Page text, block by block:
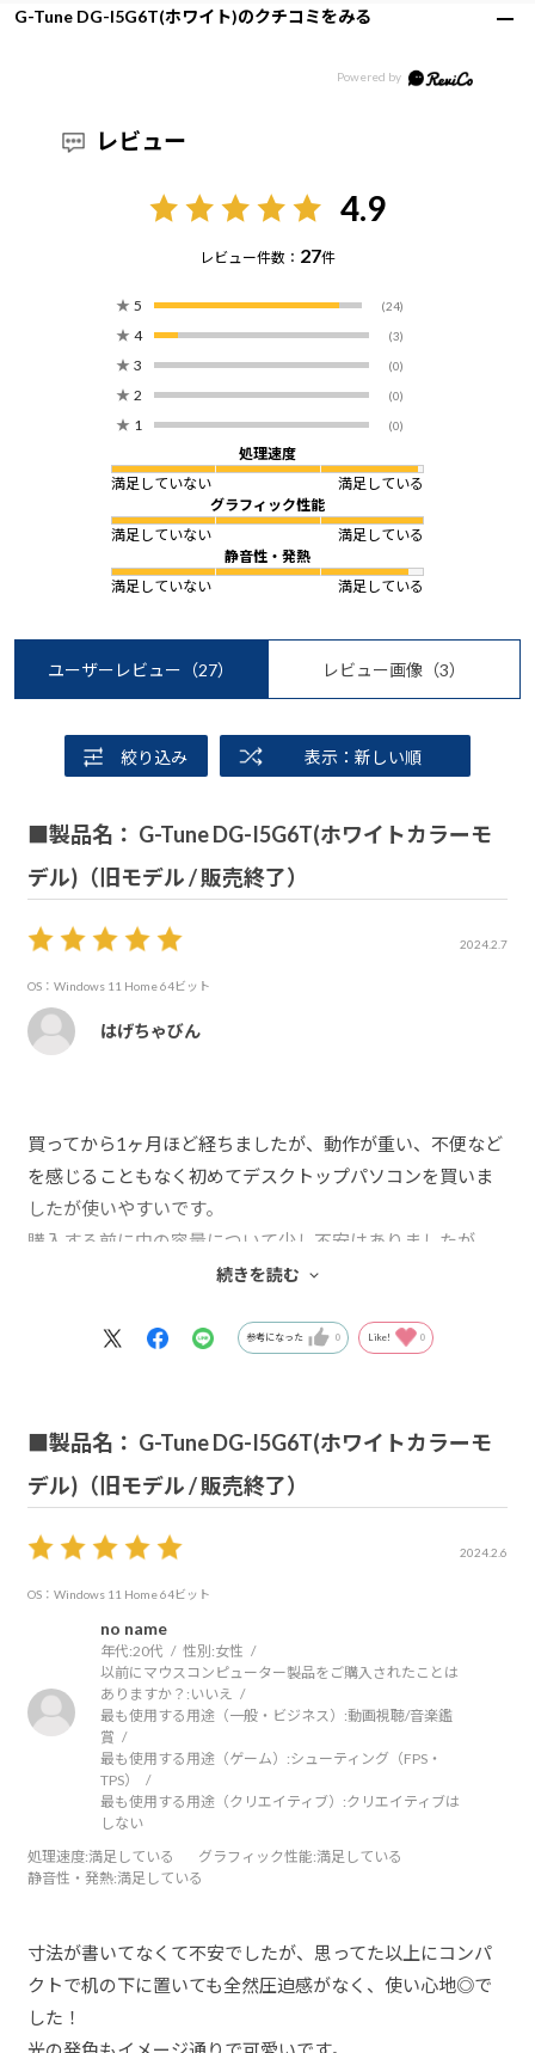
G-Tune DG-I5G6T(ホワイト)のクチコミをみる
レビュー
4.9
レビュー件数： 27件
★ 5 (24)
★ 4 (3)
★ 3 (0)
★ 2 (0)
★ 1 (0)
処理速度
満足していない
満足している
グラフィック性能
満足していない
満足している
静音性・発熱
満足していない
満足している
ユーザーレビュー （27） レビュー画像 （3）
絞り込み 表示：新しい順
■製品名： G-Tune DG-I5G6T(ホワイトカラーモ
デル)（旧モデル / 販売終了）
2024.2.7
OS：Windows 11 Home 64ビット
はげちゃびん
買ってから1ヶ月ほど経ちましたが、動作が重い、不便など
を感じることもなく初めてデスクトップパソコンを買いま
したが使いやすいです。
購入する前に中の容量について少し不安はありましたが、
ゲームを10個ほどダウンロードしましたが全然余裕でし
外のケースは白で中のパーツは見ると黒が多いですが光ら
りの色が届きました。
続きを読む
参考になった 0 Like! 0
■製品名： G-Tune DG-I5G6T(ホワイトカラーモ
デル)（旧モデル / 販売終了）
2024.2.6
OS：Windows 11 Home 64ビット
no name
年代:20代 性別:女性
以前にマウスコンピューター製品をご購入されたことは
ありますか？: いいえ
最も使用する用途（一般・ビジネス）:動画視聴/音楽鑑
賞
最も使用する用途（ゲーム）:シューティング（FPS・
TPS）
最も使用する用途（クリエイティブ）:クリエイティブは
しない
処理速度:満足している グラフィック性能:満足している
静音性・発熱:満足している
寸法が書いてなくて不安でしたが、思ってた以上にコンパ
クトで机の下に置いても全然圧迫感がなく、使い心地◎で
した！